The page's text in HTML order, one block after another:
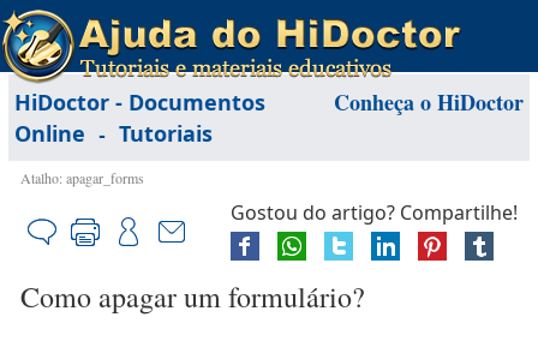
Conheça o HiDoctor
HiDoctor - Documentos
Online - Tutoriais
Atalho: apagar_forms
Gostou do artigo? Compartilhe!
Como apagar um formulário?